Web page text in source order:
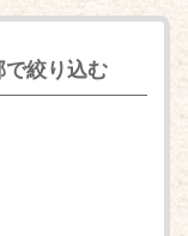
絞り込む